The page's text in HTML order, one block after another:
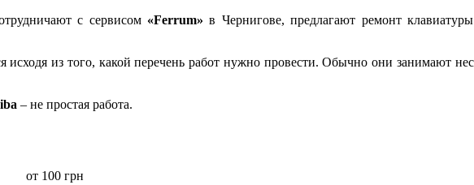
с сервисом «Ferrum»в Чернигове, предлагают ремонт
исходя из того, какой перечень работ нужно провести. Обычно они занимают
– не простая работа.
от 100 грн